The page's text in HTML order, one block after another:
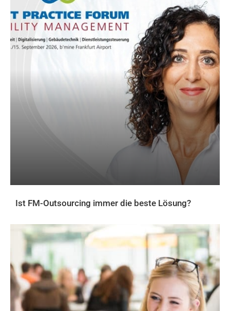
Ist FM-Outsourcing immer die beste Lösung?